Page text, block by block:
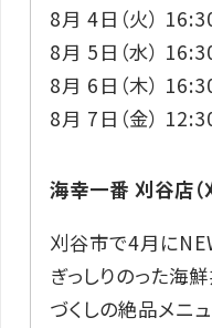
8月 4日（火）
8月 5日（水）
8月 6日（木）
8月 7日（金）
海幸一番 刈谷店（
刈谷市で4月に
ぎっしりのった海
づくしの絶品メニ